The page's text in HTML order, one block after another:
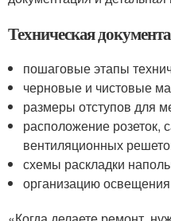
Техническая
пошаговые этапы
черновые и чистовые
размеры отступов для
расположение розеток,
вентиляционных
схемы раскладки
организацию